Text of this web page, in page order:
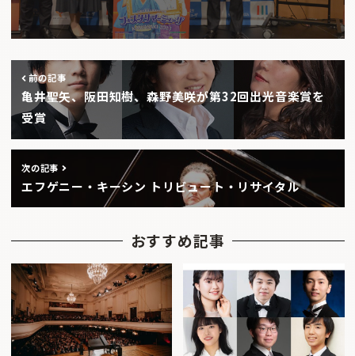
前の記事
亀井聖矢、阪田知樹、森野美咲が第32回出光音楽賞を
受賞
次の記事
エフゲニー・キーシン トリビュート・リサイタル
おすすめ記事